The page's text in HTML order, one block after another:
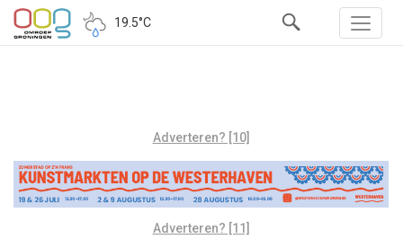
19.5°C
Adverteren? [10]
Adverteren? [11]